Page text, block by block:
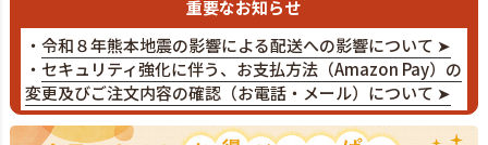
重要なお知らせ
・ 令和８年熊本地震の影響による配送への影響について ➤
・ セキュリティ強化に伴う、お支払方法（Amazon Pay）の
変更及びご注文内容の確認（お電話・メール）について ➤